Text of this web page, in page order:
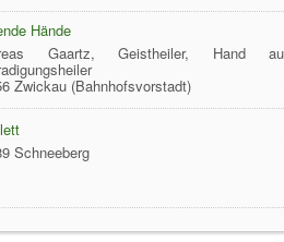
Hände
Gaartz, Geistheiler, Hand
Zwickau (Bahnhofsvorstadt)
Schneeberg